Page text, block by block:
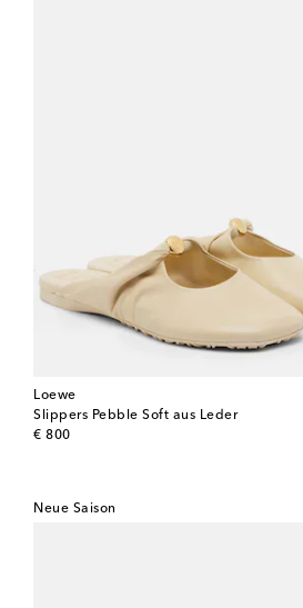
Loewe
Slippers Pebble Soft aus Leder
€ 800
original price
Neue Saison